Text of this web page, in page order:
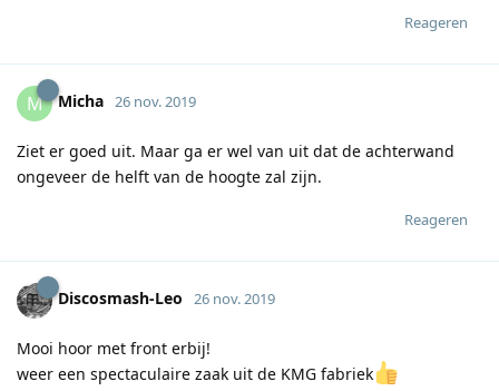
Reageren
M Micha 26 nov. 2019
Ziet er goed uit. Maar ga er wel van uit dat de achterwand
ongeveer de helft van de hoogte zal zijn.
Reageren
Discosmash-Leo 26 nov. 2019
Mooi hoor met front erbij!
weer een spectaculaire zaak uit de KMG fabriek